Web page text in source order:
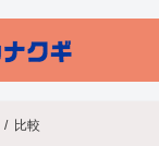
比較